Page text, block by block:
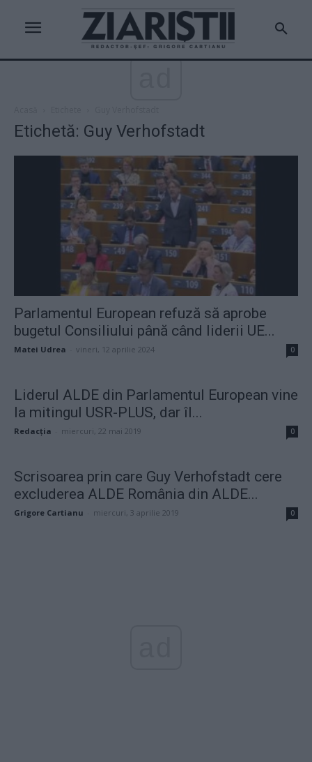
Etichetă: Guy Verhofstadt
Parlamentul European refuză să aprobe
bugetul Consiliului până când liderii UE...
Matei Udrea vineri, 12 aprilie 2024 0
Liderul ALDE din Parlamentul European vine
la mitingul USR-PLUS, dar îl...
Redacţia miercuri, 22 mai 2019 0
Scrisoarea prin care Guy Verhofstadt cere
excluderea ALDE România din ALDE...
Grigore Cartianu miercuri, 3 aprilie 2019 0